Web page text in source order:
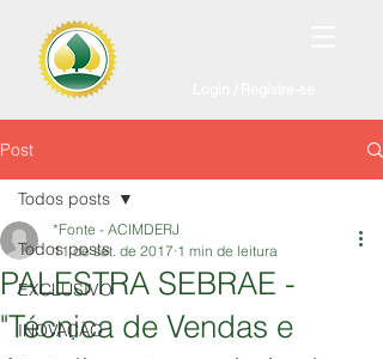
Post
Todos posts
EXCLUSIVO
INOVAÇÃO
Todos posts
PALESTRA SEBRAE -
"Técnica de Vendas e
*Fonte - ACIMDERJ
11 de set. de 2017 1 min de leitura